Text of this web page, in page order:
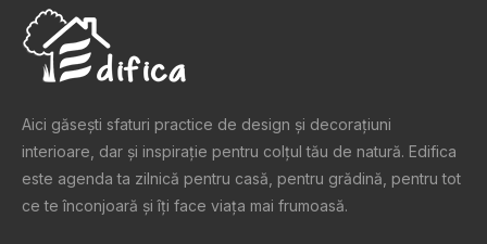
Aici găsești sfaturi practice de design şi decoraţiuni
interioare, dar și inspiraţie pentru colţul tău de natură. Edifica
este agenda ta zilnică pentru casă, pentru grădină, pentru tot
ce te înconjoară şi îţi face viaţa mai frumoasă.